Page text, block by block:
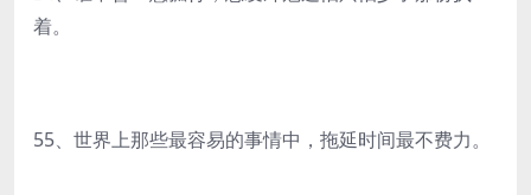
着。
55、世界上那些最容易的事情中，拖延时间最不费力。